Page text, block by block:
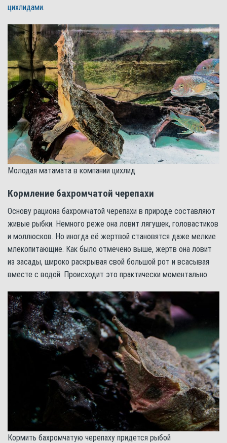
цихлидами.
Молодая матамата в компании цихлид
Кормление бахромчатой черепахи
Основу рациона бахромчатой черепахи в природе составляют
живые рыбки. Немного реже она ловит лягушек, головастиков
и моллюсков. Но иногда её жертвой становятся даже мелкие
млекопитающие. Как было отмечено выше, жертв она ловит
из засады, широко раскрывая свой большой рот и всасывая
вместе с водой. Происходит это практически моментально.
Кормить бахромчатую черепаху придется рыбой